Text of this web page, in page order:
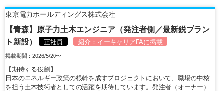
東京電力ホールディングス株式会社
【青森】原子力土木エンジニア（発注者側／最新鋭プラン
ト新設）
正社員 紹介： イーキャリアFAに掲載
掲載期間：2026/5/20〜
【期待する役割】
日本のエネルギー政策の根幹を成すプロジェクトにおいて、職場の中核
を担う土木技術者としての活躍を期待しています。発注者（オーナー）